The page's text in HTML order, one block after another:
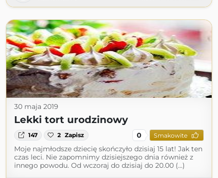
30 maja 2019
Lekki tort urodzinowy
147 2 Zapisz 0 Smakowite
Moje najmłodsze dziecię skończyło dzisiaj 15 lat! Jak ten
czas leci. Nie zapomnimy dzisiejszego dnia również z
innego powodu. Od wczoraj do dzisiaj do 20.00 (...)